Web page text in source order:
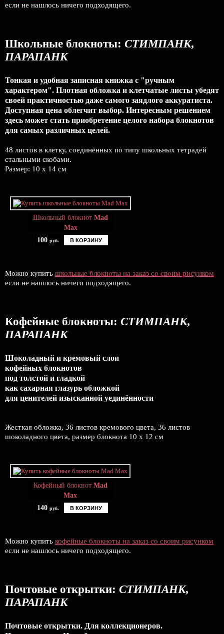
если не нашлось ничего подходящего.
Школьные блокноты: СТИМПАНК,
ПАРАПАНК
Тонкая и удобная записная книжка с "ручным
характером". Плотная обложка и клетчатые листы убедят
своей практичностью даже самого заядлого аккуратиста.
Доступная цена облегчит выбор. Интересным решением
здесь может стать приобретение целого набора блокнотов
для самых различных целей.
48 листов в клетку, соединённых по типу школьных тетрадей
стальными скобами.
Размер: 10 x 14 см
Школьный блокнот Mad
Max
100 руб. В КОРЗИНУ
Можно купить школьные блокноты на заказ со своим рисунком
если не нашлось ничего подходящего.
Кофейные блокноты: СТИМПАНК,
ПАРАПАНК
Шоколадный и кремовый слои
кофейных блокнотов
под толстой и гладкой
как сахарная глазурь обложкой
для ценителей изысканной уединённости
Жесткая обложка, 36 листов кремового цвета, 36 листов
шоколадного цвета, размер блокнота 10 x 12 см
Кофейный блокнот Mad
Max
140 руб. В КОРЗИНУ
Можно купить кофейные блокноты на заказ со своим рисунком
если не нашлось ничего подходящего.
Почтовые открытки: СТИМПАНК,
ПАРАПАНК
Почтовые открытки. Для коллекционеров.